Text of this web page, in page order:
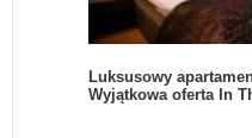
Luksusowy
Wyjątkowa oferta In